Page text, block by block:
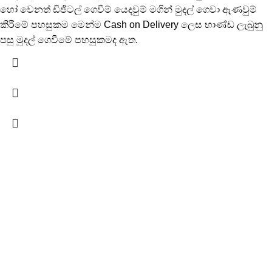
හෝ වෙනත් ඩිජිටල් ගෙවීම් යෙදවුම් මගින් මුදල් ගෙවා ඇණවුම්
කිරීමේ පහසුකම මෙන්ම Cash on Delivery ලෙස භාණ්ඩ ලැබුනු
පසු මුදල් ගෙවීමේ පහසුකමද ඇත.